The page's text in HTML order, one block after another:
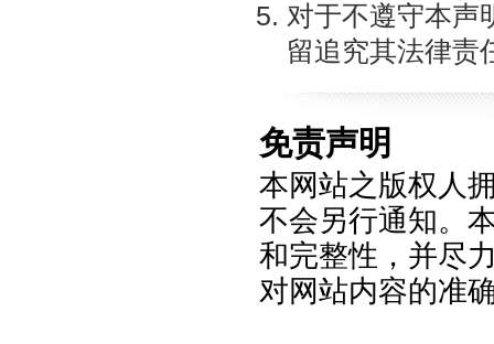
对于不遵守本声
留追究其法律责
免责声明
本网站之版权人
不会另行通知。
和完整性，并尽
对网站内容的准